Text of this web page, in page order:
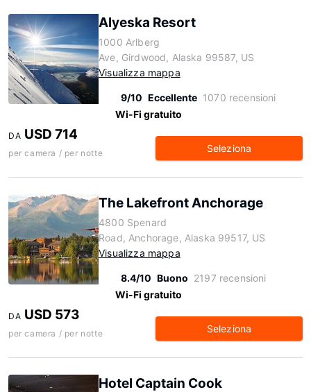
Alyeska Resort
1000 Arlberg
Ave, Girdwood, Alaska 99587, US
Visualizza mappa
9/10 Eccellente 1070 recensioni
Wi-Fi gratuito
DA USD 714
per camera / per notte Seleziona
The Lakefront Anchorage
4800 Spenard
Road, Anchorage, Alaska 99517, US
Visualizza mappa
8.4/10 Buono 2197 recensioni
Wi-Fi gratuito
DA USD 573
per camera / per notte Seleziona
Hotel Captain Cook